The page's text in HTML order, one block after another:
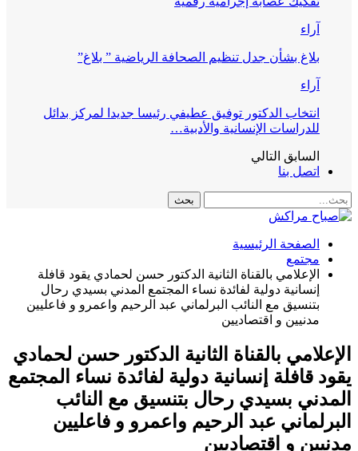
بلاغ بشأن جدل تنظيم الصحافة الرياضية ” بلاغ”
انتخاب الدكتور توفيق عطيفي رئيسا جديدا لمركز بدائل
للدراسات الإنسانية والأدبية…
السابقالتالي
اتصل بنا
الصفحة الرئيسية
مجتمع
الإعلامي بالقناة الثانية الدكتور حسن لحمادي يقود قافلة
إنسانية دولية لفائدة نساء المجتمع المدني بسيدي رحال
بتنسيق مع النائب البرلماني عبد الرحيم واعمرو و فاعليين
مدنيين و اقتصاديين
بالقناة الثانية الدكتور حسن لحمادي
قافلة إنسانية دولية لفائدة نساء المجتمع
بسيدي رحال بتنسيق مع النائب
عبد الرحيم واعمرو و فاعليين
و اقتصاديين